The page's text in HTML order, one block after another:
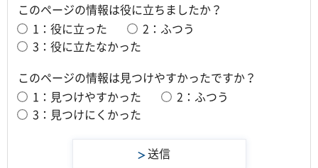
このページの情報は役に立ちましたか？
1：役に立った
2：ふつう
3：役に立たなかった
このページの情報は見つけやすかったですか？
1：見つけやすかった
2：ふつう
3：見つけにくかった